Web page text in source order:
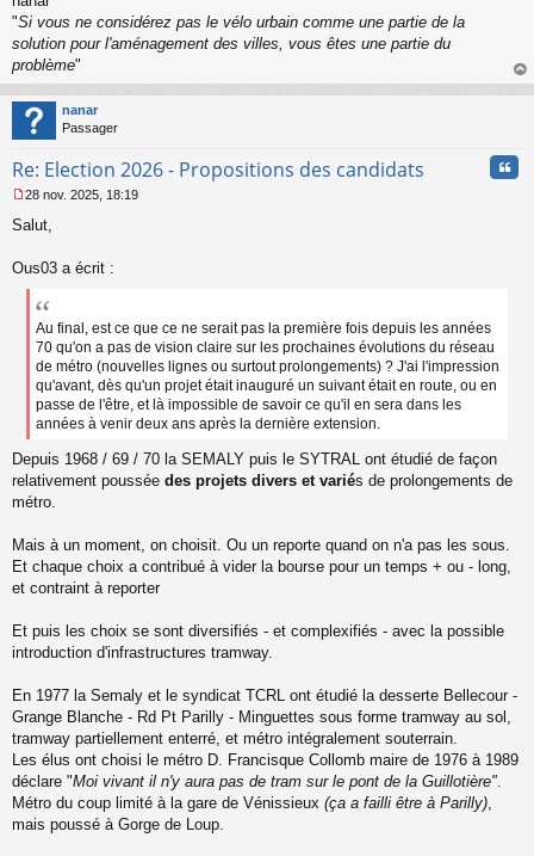
"Si vous ne considérez pas le vélo urbain comme une partie de la
solution pour l'aménagement des villes, vous êtes une partie du
problème"
au
nanar
Passager
Re: Election 2026 - Propositions des candidats
e
s
28 nov. 2025, 18:19
Salut,
Ous03 a écrit :
Au final, est ce que ce ne serait pas la première fois depuis les années
70 qu'on a pas de vision claire sur les prochaines évolutions du réseau
de métro (nouvelles lignes ou surtout prolongements) ? J'ai l'impression
qu'avant, dès qu'un projet était inauguré un suivant était en route, ou en
passe de l'être, et là impossible de savoir ce qu'il en sera dans les
années à venir deux ans après la dernière extension.
Depuis 1968 / 69 / 70 la SEMALY puis le SYTRAL ont étudié de façon
relativement poussée des projets divers et variés de prolongements de
métro.
Mais à un moment, on choisit. Ou un reporte quand on n'a pas les sous.
Et chaque choix a contribué à vider la bourse pour un temps + ou - long,
et contraint à reporter
Et puis les choix se sont diversifiés - et complexifiés - avec la possible
introduction d'infrastructures tramway.
En 1977 la Semaly et le syndicat TCRL ont étudié la desserte Bellecour -
Grange Blanche - Rd Pt Parilly - Minguettes sous forme tramway au sol,
tramway partiellement enterré, et métro intégralement souterrain.
Les élus ont choisi le métro D. Francisque Collomb maire de 1976 à 1989
déclare "Moi vivant il n'y aura pas de tram sur le pont de la Guillotière"
Métro du coup limité à la gare de Vénissieux (ça a failli être à Parilly)
mais poussé à Gorge de Loup.